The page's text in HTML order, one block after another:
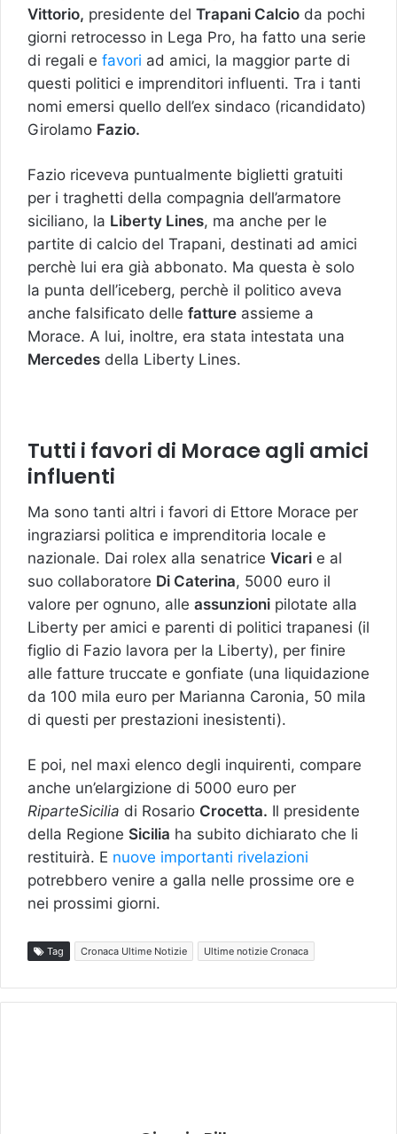
Vittorio, presidente del Trapani Calcio da pochi
giorni retrocesso in Lega Pro, ha fatto una serie
di regali e favori ad amici, la maggior parte di
questi politici e imprenditori influenti. Tra i tanti
nomi emersi quello dell’ex sindaco (ricandidato)
Girolamo Fazio.
Fazio riceveva puntualmente biglietti gratuiti
per i traghetti della compagnia dell’armatore
siciliano, la Liberty Lines, ma anche per le
partite di calcio del Trapani, destinati ad amici
perchè lui era già abbonato. Ma questa è solo
la punta dell’iceberg, perchè il politico aveva
anche falsificato delle fatture assieme a
Morace. A lui, inoltre, era stata intestata una
Mercedes della Liberty Lines.
Tutti i favori di Morace agli amici
influenti
Ma sono tanti altri i favori di Ettore Morace per
ingraziarsi politica e imprenditoria locale e
nazionale. Dai rolex alla senatrice Vicari e al
suo collaboratore Di Caterina, 5000 euro il
valore per ognuno, alle assunzioni pilotate alla
Liberty per amici e parenti di politici trapanesi (il
figlio di Fazio lavora per la Liberty), per finire
alle fatture truccate e gonfiate (una liquidazione
da 100 mila euro per Marianna Caronia, 50 mila
di questi per prestazioni inesistenti).
E poi, nel maxi elenco degli inquirenti, compare
anche un’elargizione di 5000 euro per
RiparteSicilia di Rosario Crocetta. Il presidente
della Regione Sicilia ha subito dichiarato che li
restituirà. E nuove importanti rivelazioni
potrebbero venire a galla nelle prossime ore e
nei prossimi giorni.
Tag Cronaca Ultime Notizie Ultime notizie Cronaca